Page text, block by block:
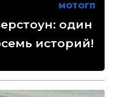
МОТОГП
один
историй!